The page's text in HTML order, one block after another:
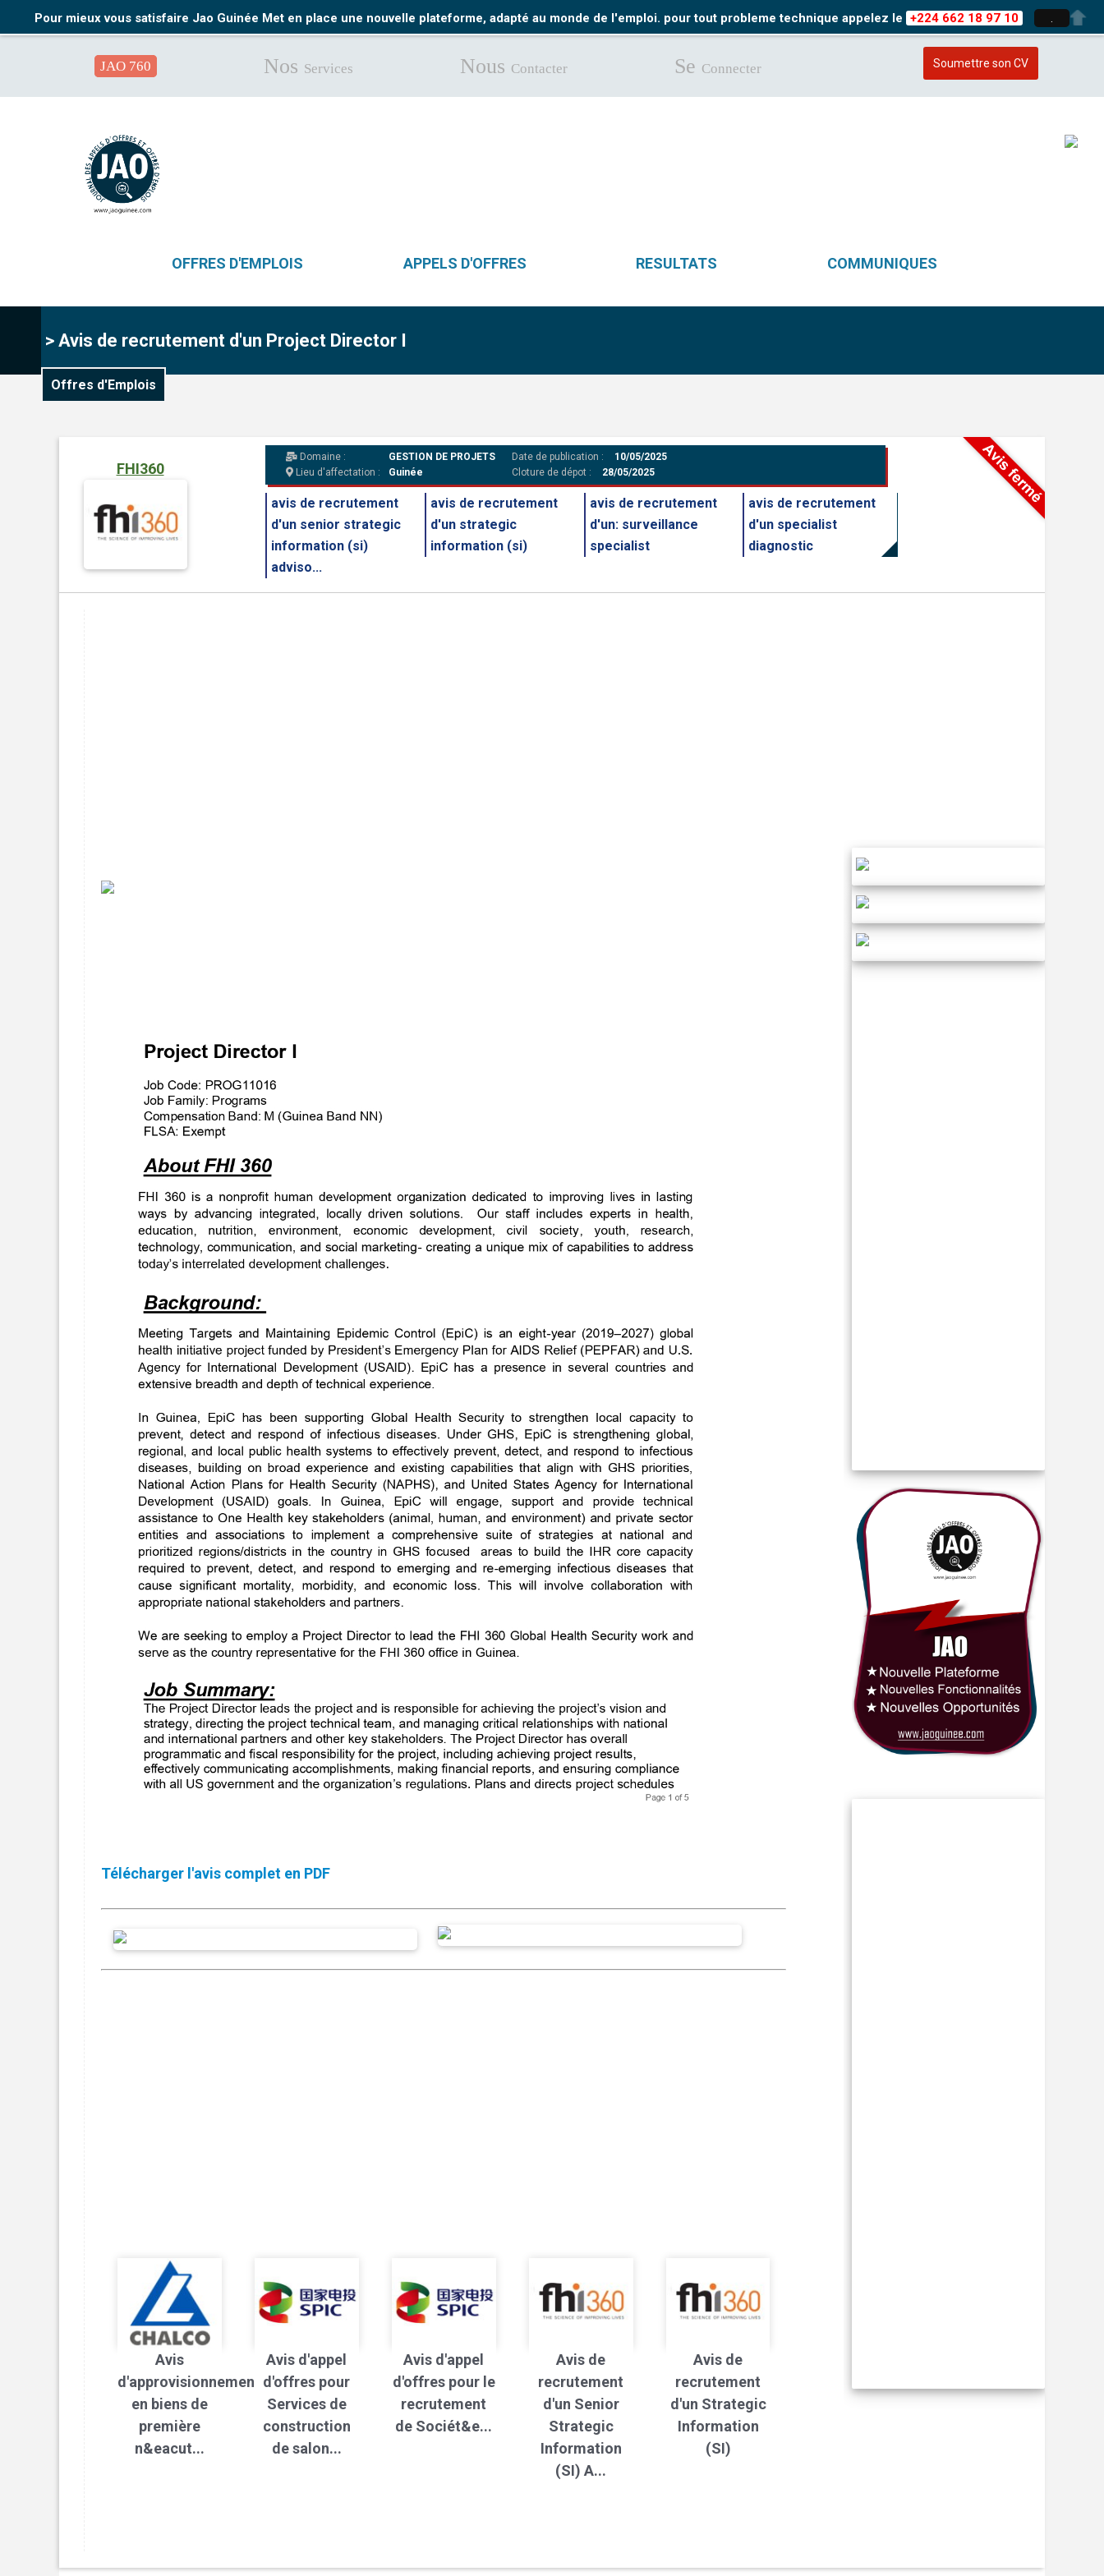
Pour mieux vous satisfaire Jao Guinée Met en place une nouvelle plateforme, adapté au monde de l'emploi. pour tout probleme technique appelez le +224 662 18 97 10
JAO 760 Nos Services Nous Contacter Se Connecter Soumettre son CV
OFFRES D'EMPLOIS APPELS D'OFFRES RESULTATS COMMUNIQUES
> Avis de recrutement d'un Project Director I
Offres d'Emplois
FHI360
Domaine :
GESTION DE PROJETS
Lieu d'affectation :
Guinée
Date de publication :
10/05/2025
Cloture de dépot :
28/05/2025
avis de recrutement
d'un senior strategic
information (si)
adviso...
avis de recrutement
d'un strategic
information (si)
avis de recrutement
d'un: surveillance
specialist
avis de recrutement
d'un specialist
diagnostic
Télécharger l'avis complet en PDF
Avis
d'approvisionnement
en biens de
première
n&eacut...
Avis d'appel
d'offres pour
Services de
construction
de salon...
Avis d'appel
d'offres pour le
recrutement
de Sociét&e...
Avis de
recrutement
d'un Senior
Strategic
Information
(SI) A...
Avis de
recrutement
d'un Strategic
Information
(SI)